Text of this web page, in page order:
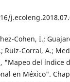
Cohen, I.;
Ruíz-Corral, A.;
"Mapeo del índice
en México".